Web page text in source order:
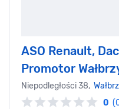
ASO Renault,
Promotor
Niepodległości 38,
0